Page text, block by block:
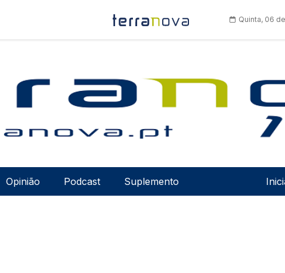
Quinta, 06
Opinião Podcast Suplemento